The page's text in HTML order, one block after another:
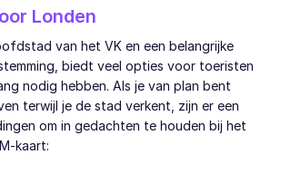
Londen
van het VK en een belangrijke
biedt veel opties voor toeristen
nodig hebben. Als je van plan bent
terwijl je de stad verkent, zijn er een
om in gedachten te houden bij het
kaart: